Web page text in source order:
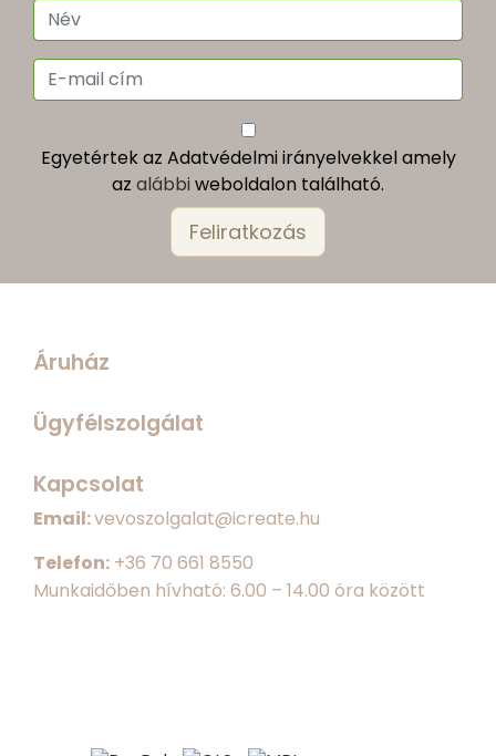
Egyetértek az Adatvédelmi irányelvekkel amely
az alábbi weboldalon található.
Áruház
Ügyfélszolgálat
Kapcsolat
Email:vevoszolgalat@icreate.hu
Telefon: +36 70 661 8550
Munkaidőben hívható: 6.00 – 14.00 óra között